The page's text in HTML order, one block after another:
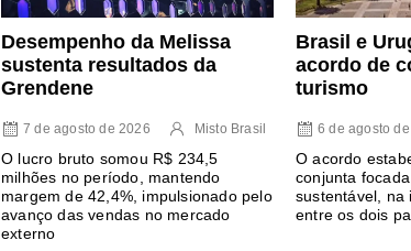
Desempenho da Melissa
sustenta resultados da
Grendene
7 de agosto de 2026 Misto Brasil
O lucro bruto somou R$ 234,5
milhões no período, mantendo
margem de 42,4%, impulsionado pelo
avanço das vendas no mercado
externo
Brasil e
acordo de
turismo
6 de agosto
O acordo
conjunta
sustentável, na
entre os dois